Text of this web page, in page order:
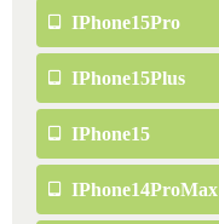
IPhone15Pro
IPhone15Plus
IPhone15
IPhone14ProMax